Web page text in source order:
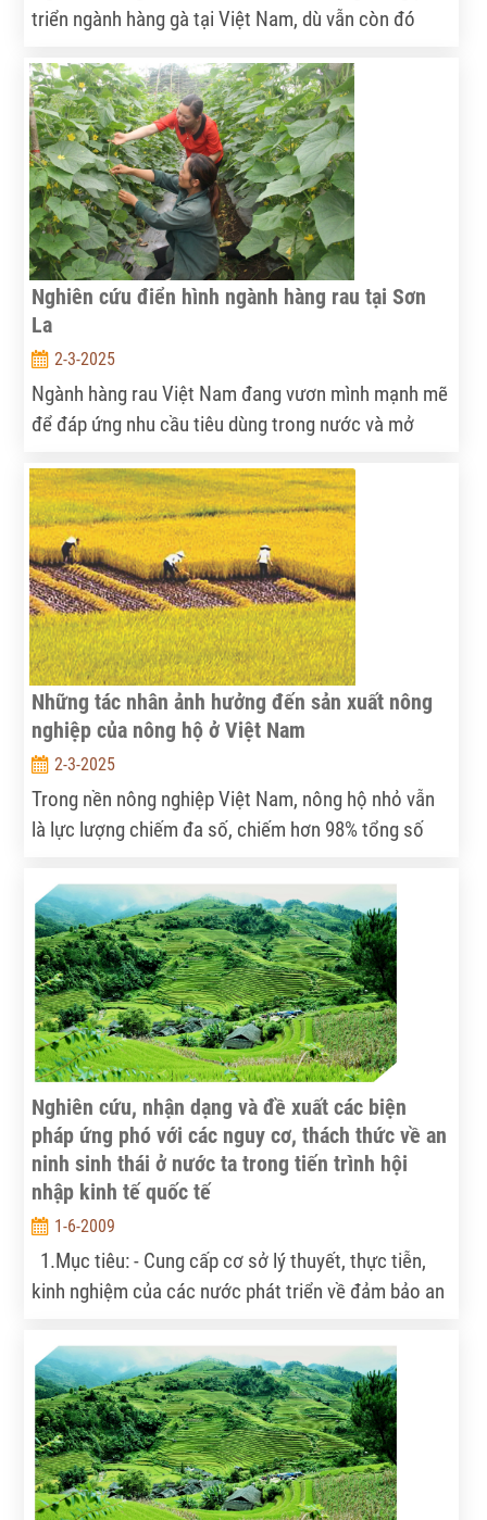
triển ngành hàng gà tại Việt Nam, dù vẫn còn đó
đầu vào và thiếu liên kết bền vững trong chuỗi giá
trị.
Nghiên cứu điển hình ngành hàng rau tại Sơn
La
2-3-2025
Ngành hàng rau Việt Nam đang vươn mình mạnh mẽ
để đáp ứng nhu cầu tiêu dùng trong nước và mở
lực lượng sản xuất chủ đạo – vẫn đang loay hoay
giữa cơ hội và thách thức.
Những tác nhân ảnh hưởng đến sản xuất nông
nghiệp của nông hộ ở Việt Nam
2-3-2025
Trong nền nông nghiệp Việt Nam, nông hộ nhỏ vẫn
là lực lượng chiếm đa số, chiếm hơn 98% tổng số
là nhóm dễ bị tổn thương nhất trước những biến
động về thời tiết, thị trường và chính sách. Vậy đâu
là những yếu tố đang tác động mạnh mẽ đến nhóm
hộ này – và cần làm gì để hỗ trợ họ phát triển?
Nghiên cứu, nhận dạng và đề xuất các biện
pháp ứng phó với các nguy cơ, thách thức về an
ninh sinh thái ở nước ta trong tiến trình hội
nhập kinh tế quốc tế
1-6-2009
1.Mục tiêu: - Cung cấp cơ sở lý thuyết, thực tiễn,
kinh nghiệm của các nước phát triển về đảm bảo an
Nhận dạng các nguy cơ, thách thức đối với an ninh
sinh thái ở nước ta trong giai đoạn hiện tại và trong
tương lai gần, và - Đề xuất các biện pháp tổng thể
ứng phó đối với các nguy cơ, thách thức đó, phục vụ
cho quá trình phát triển bền vững ở Việt Nam trong
giai đoạn tới 2020. 2.Nội dung: - Nghiên cứu tổng